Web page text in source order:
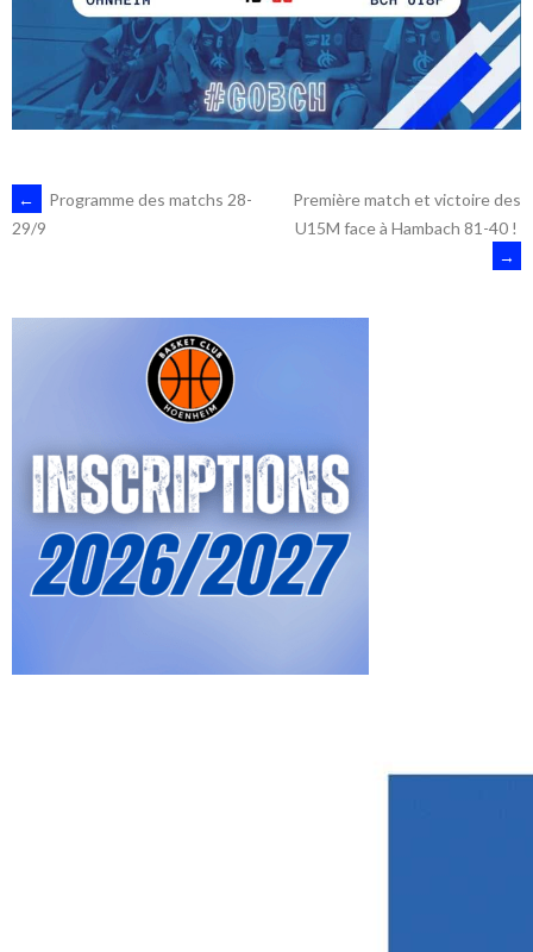
NAVIGATION
ARTICLES
←
Programme des matchs 28-
29/9
Première match et victoire des
U15M face à Hambach 81-40 !
→